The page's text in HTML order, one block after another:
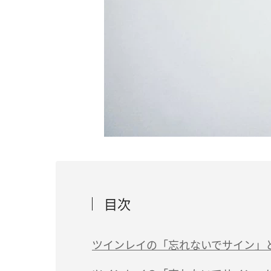
目次
ツインレイの「忘れないでサイン」